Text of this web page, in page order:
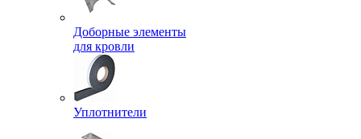
Доборные элементы
для кровли
Уплотнители